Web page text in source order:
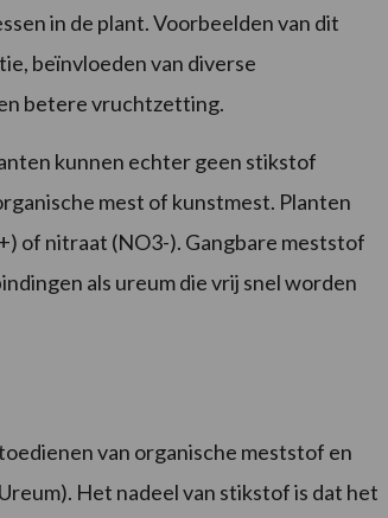
in de plant. Voorbeelden van dit
beïnvloeden van diverse
betere vruchtzetting.
kunnen echter geen stikstof
mest of kunstmest. Planten
of nitraat (NO3-). Gangbare meststof
als ureum die vrij snel worden
van organische meststof en
Het nadeel van stikstof is dat het